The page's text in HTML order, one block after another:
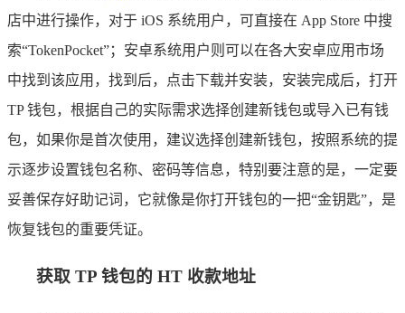
店中进行操作，对于 iOS 系统用户，可直接在 App Store 中搜
索“TokenPocket”；安卓系统用户则可以在各大安卓应用市场
中找到该应用，找到后，点击下载并安装，安装完成后，打开
TP 钱包，根据自己的实际需求选择创建新钱包或导入已有钱
包，如果你是首次使用，建议选择创建新钱包，按照系统的提
示逐步设置钱包名称、密码等信息，特别要注意的是，一定要
妥善保存好助记词，它就像是你打开钱包的一把“金钥匙”，是
恢复钱包的重要凭证。
获取 TP 钱包的 HT 收款地址